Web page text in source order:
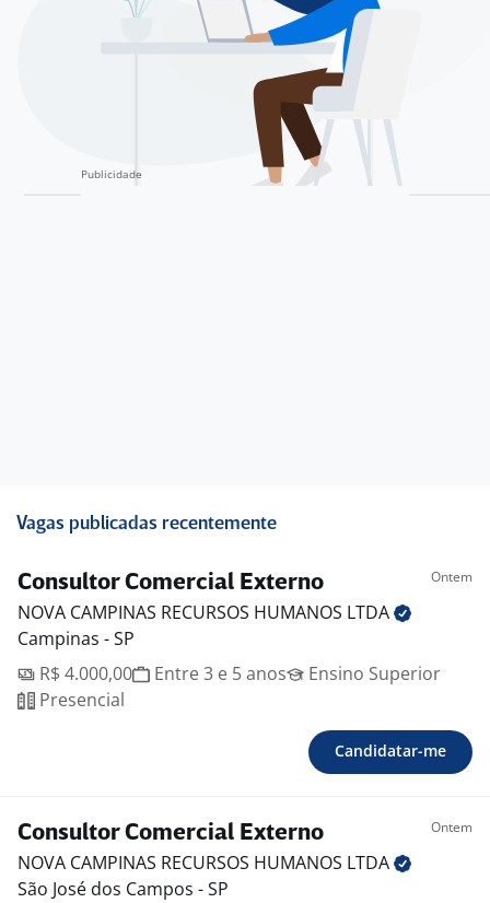
Vagas publicadas recentemente
Consultor Comercial Externo Ontem
NOVA CAMPINAS RECURSOS HUMANOS LTDA
Campinas - SP
R$ 4.000,00
Entre 3 e 5 anos
Ensino Superior
Presencial
Candidatar-me
Consultor Comercial Externo Ontem
NOVA CAMPINAS RECURSOS HUMANOS LTDA
São José dos Campos - SP